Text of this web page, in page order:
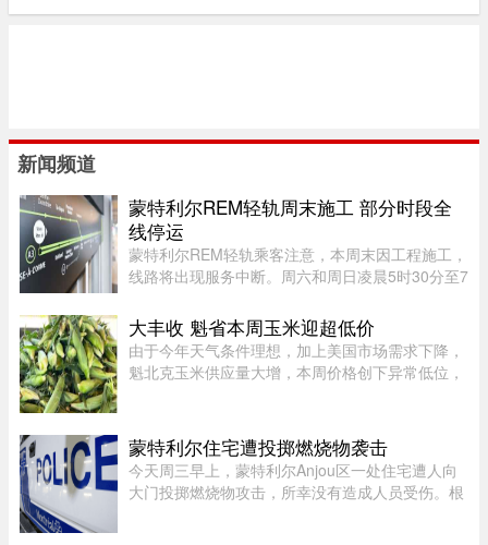
新闻频道
蒙特利尔REM轻轨周末施工 部分时段全
线停运
蒙特利尔REM轻轨乘客注意，本周末因工程施工，
线路将出现服务中断。周六和周日凌晨5时30分至7
至Bois-Franc路段停运时间将持续至上午10时。
REM将安排接驳巴士连接受影响 ...
大丰收 魁省本周玉米迎超低价
由于今年天气条件理想，加上美国市场需求下降，
魁北克玉米供应量大增，本周价格创下异常低位，
人David Côté表示， ...
蒙特利尔住宅遭投掷燃烧物袭击
今天周三早上，蒙特利尔Anjou区一处住宅遭人向
大门投掷燃烧物攻击，所幸没有造成人员受伤。根